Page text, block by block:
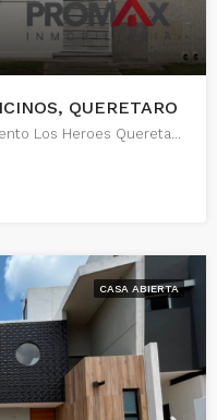
QUERETARO
Los Encinos (SADASI), Fraccionamiento Los Heroes Queretaro, Ampliación Jesús María, El Marqués, Querétaro, 76242, México
CASA ABIERTA